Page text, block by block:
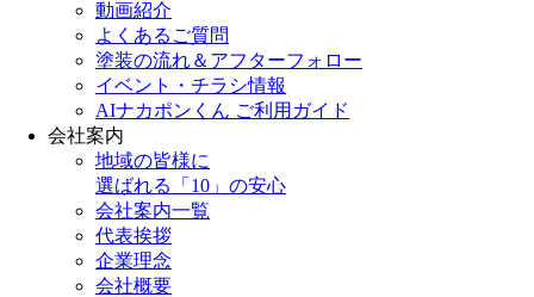
動画紹介
よくあるご質問
塗装の流れ＆アフターフォロー
イベント・チラシ情報
AIナカポンくん ご利用ガイド
会社案内
地域の皆様に
選ばれる「10」の安心
会社案内一覧
代表挨拶
企業理念
会社概要